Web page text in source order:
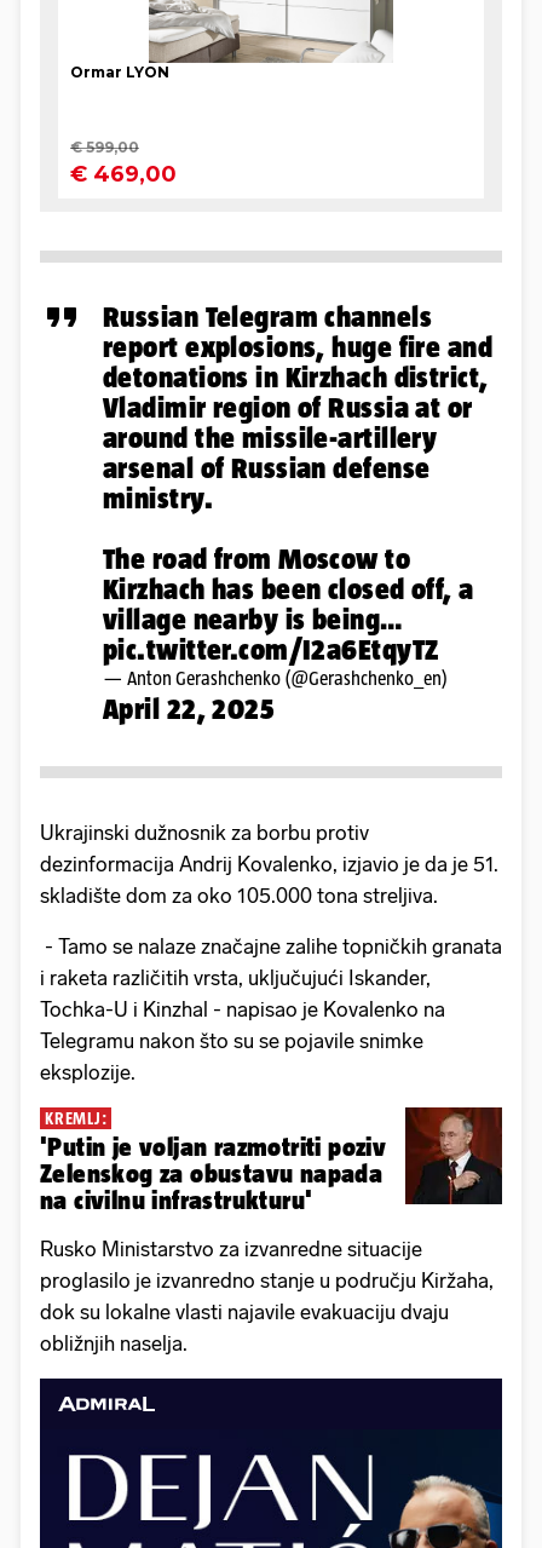
Russian Telegram channels
report explosions, huge fire and
detonations in Kirzhach district,
Vladimir region of Russia at or
around the missile-artillery
arsenal of Russian defense
ministry.
The road from Moscow to
Kirzhach has been closed off, a
village nearby is being…
pic.twitter.com/I2a6EtqyTZ
— Anton Gerashchenko (@Gerashchenko_en)
April 22, 2025
Ukrajinski dužnosnik za borbu protiv
dezinformacija Andrij Kovalenko, izjavio je da je 51.
skladište dom za oko 105.000 tona streljiva.
- Tamo se nalaze značajne zalihe topničkih granata
i raketa različitih vrsta, uključujući Iskander,
Tochka-U i Kinzhal - napisao je Kovalenko na
Telegramu nakon što su se pojavile snimke
eksplozije.
KREMLJ:
'Putin je voljan razmotriti poziv
Zelenskog za obustavu napada
na civilnu infrastrukturu'
Rusko Ministarstvo za izvanredne situacije
proglasilo je izvanredno stanje u području Kiržaha,
dok su lokalne vlasti najavile evakuaciju dvaju
obližnjih naselja.